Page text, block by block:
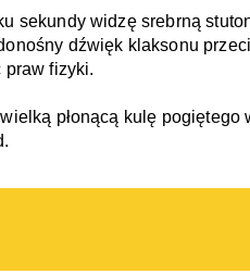
sekundy widzę srebrną
dźwięk klaksonu
praw fizyki.
płonącą kulę